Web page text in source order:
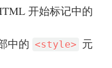
开始标记中的
中的 <style> 元